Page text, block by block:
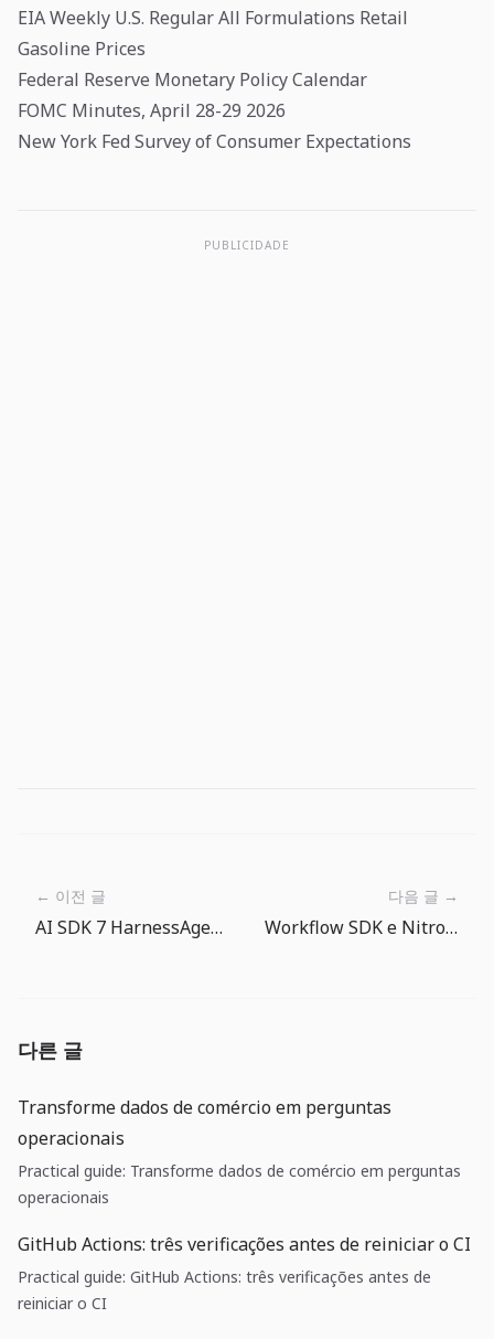
EIA Weekly U.S. Regular All Formulations Retail
Gasoline Prices
Federal Reserve Monetary Policy Calendar
FOMC Minutes, April 28-29 2026
New York Fed Survey of Consumer Expectations
PUBLICIDADE
← 이전 글
AI SDK 7 HarnessAgent: agentes de codigo viram runtimes intercambiaveis
다음 글 →
Workflow SDK e Nitro v3: backends duráveis entram no runtime da aplicação
다른 글
Transforme dados de comércio em perguntas
operacionais
Practical guide: Transforme dados de comércio em perguntas
operacionais
GitHub Actions: três verificações antes de reiniciar o CI
Practical guide: GitHub Actions: três verificações antes de
reiniciar o CI